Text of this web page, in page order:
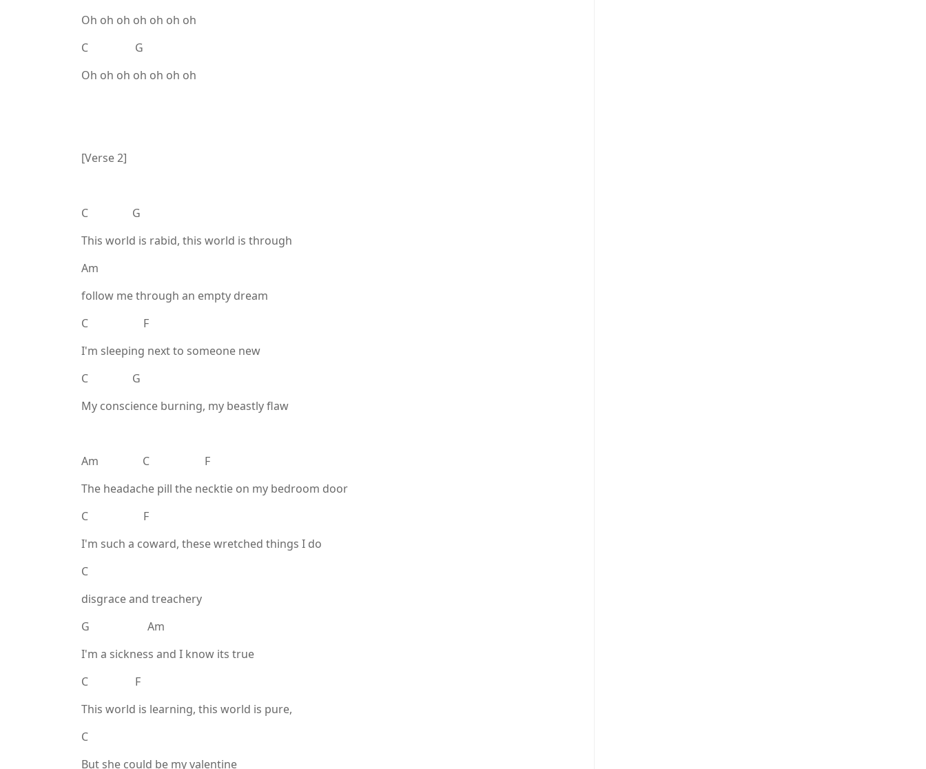
Oh oh oh oh oh oh oh
C G
Oh oh oh oh oh oh oh
[Verse 2]
C G
This world is rabid, this world is through
Am
follow me through an empty dream
C F
I'm sleeping next to someone new
C G
My conscience burning, my beastly flaw
Am C F
The headache pill the necktie on my bedroom door
C F
I'm such a coward, these wretched things I do
C
disgrace and treachery
G Am
I'm a sickness and I know its true
C F
This world is learning, this world is pure,
C
But she could be my valentine